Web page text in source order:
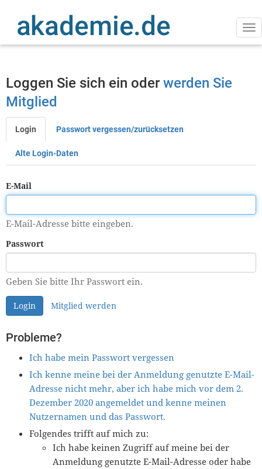
Inhalt
Loggen Sie sich ein oder werden Sie
Mitglied
Primäre
Reiter
Login Passwort vergessen/zurücksetzen
Alte Login-Daten
E-Mail
E-Mail-Adresse bitte eingeben.
Passwort
Geben Sie bitte Ihr Passwort ein.
Login Mitglied werden
Probleme?
Ich habe mein Passwort vergessen
Ich kenne meine bei der Anmeldung genutzte E-Mail-
Adresse nicht mehr, aber ich habe mich vor dem 2.
Dezember 2020 angemeldet und kenne meinen
Nutzernamen und das Passwort.
Folgendes trifft auf mich zu:
Ich habe keinen Zugriff auf meine bei der
Anmeldung genutzte E-Mail-Adresse oder habe